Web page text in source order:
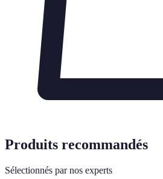
Produits recommandés
Sélectionnés par nos experts